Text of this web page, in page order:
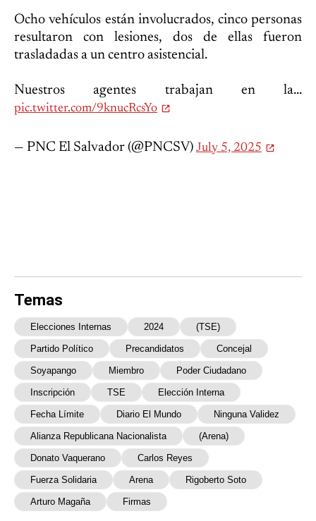
Ocho vehículos están involucrados, cinco personas
resultaron con lesiones, dos de ellas fueron
trasladadas a un centro asistencial.
Nuestros agentes trabajan en la...
pic.twitter.com/9knucRcsYo
— PNC El Salvador (@PNCSV) July 5, 2025
Temas
Elecciones Internas 2024 (TSE)
Partido Político Precandidatos Concejal
Soyapango Miembro Poder Ciudadano
Inscripción TSE Elección Interna
Fecha Límite Diario El Mundo Ninguna Validez
Alianza Republicana Nacionalista (Arena)
Donato Vaquerano Carlos Reyes
Fuerza Solidaria Arena Rigoberto Soto
Arturo Magaña Firmas